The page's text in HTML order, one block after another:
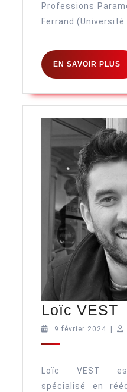
Professions
Ferrand (Université
EN SAVOIR PLUS
Loïc VEST
9 février 20249 |
Loïc VEST est
spécialisé en